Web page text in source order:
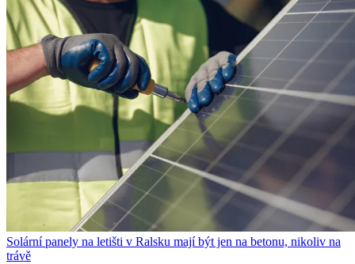
Solární panely na letišti v Ralsku mají být jen na betonu, nikoliv na
trávě